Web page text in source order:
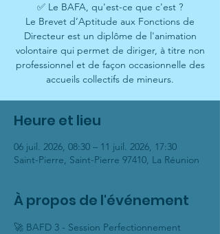
✅ Le BAFA, qu'est-ce que c'est ?
Le Brevet d’Aptitude aux Fonctions de
Directeur est un diplôme de l'animation
volontaire qui permet de diriger, à titre non
professionnel et de façon occasionnelle des
accueils collectifs de mineurs.
Heure et lieu
06 juil. 2026, 08:30 – 11 juil. 2026, 17:30
Saint-Pierre, Saint-Pierre 97410, La Réunion
À propos de l'événement
🚀 BAFD 3 - Session Perfectionnement